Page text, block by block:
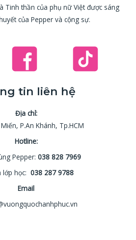
Tinh thần của phụ nữ Việt được sáng
của Pepper và cộng sự.
tin liên hệ
Địa chỉ:
P.An Khánh, Tp.HCM
Hotline:
Pepper: 038 828 7969
lớp học: 038 287 9788
Email